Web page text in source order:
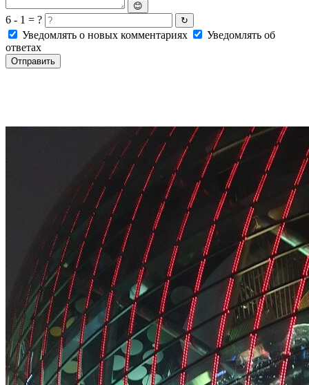
😊
6 - 1 = ? ↻
Уведомлять о новых комментариях
Уведомлять об
ответах
Отправить